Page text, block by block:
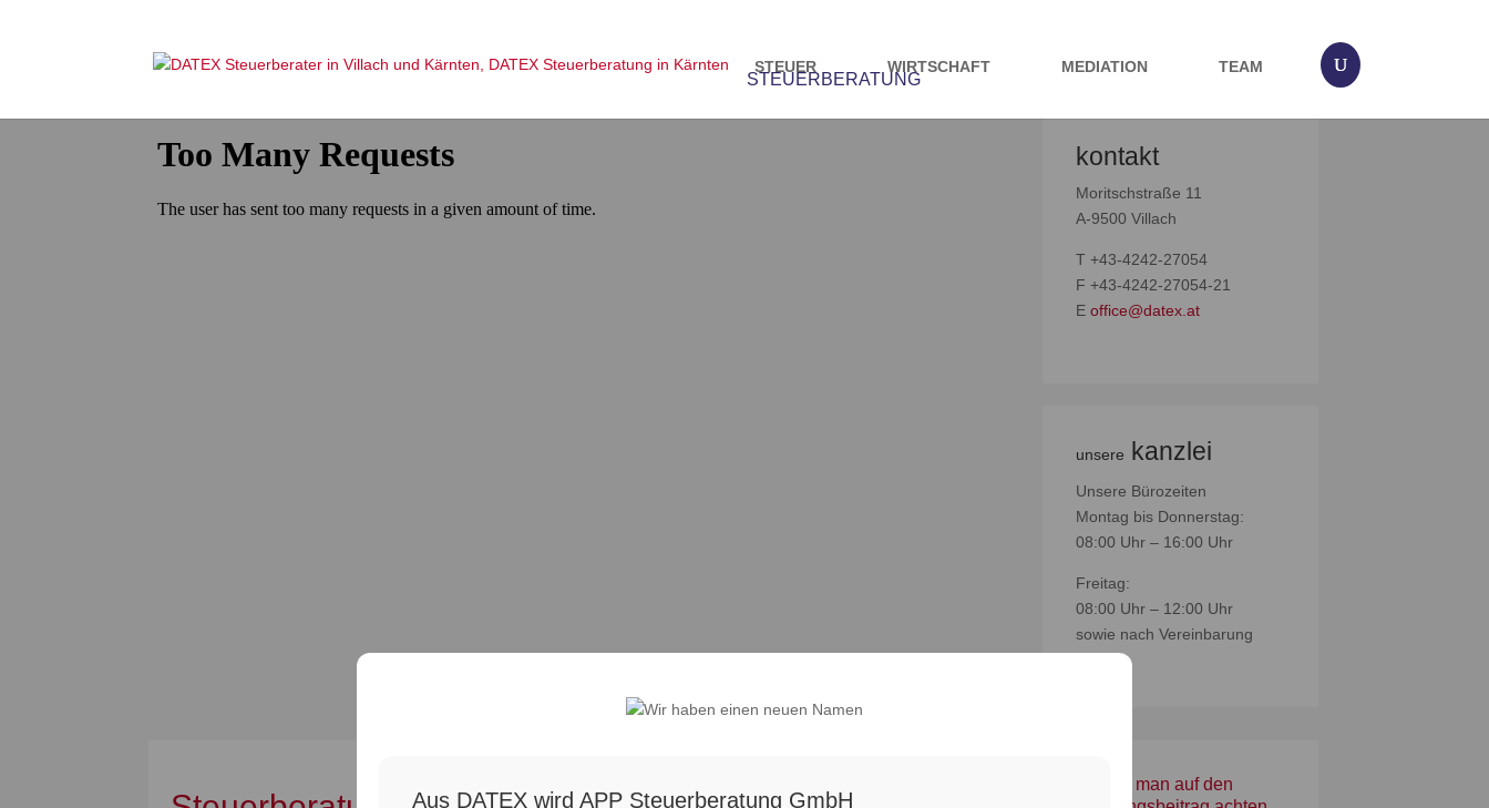
STEUER WIRTSCHAFT MEDIATION TEAM
kontakt
Moritschstraße 11
A-9500 Villach
T +43-4242-27054
F +43-4242-27054-21
E office@datex.at
unsere kanzlei
Unsere Bürozeiten
Montag bis Donnerstag:
08:00 Uhr – 16:00 Uhr
Freitag:
08:00 Uhr – 12:00 Uhr
sowie nach Vereinbarung
Warum man auf den
Aus DATEX wird APP Steuerberatung GmbH